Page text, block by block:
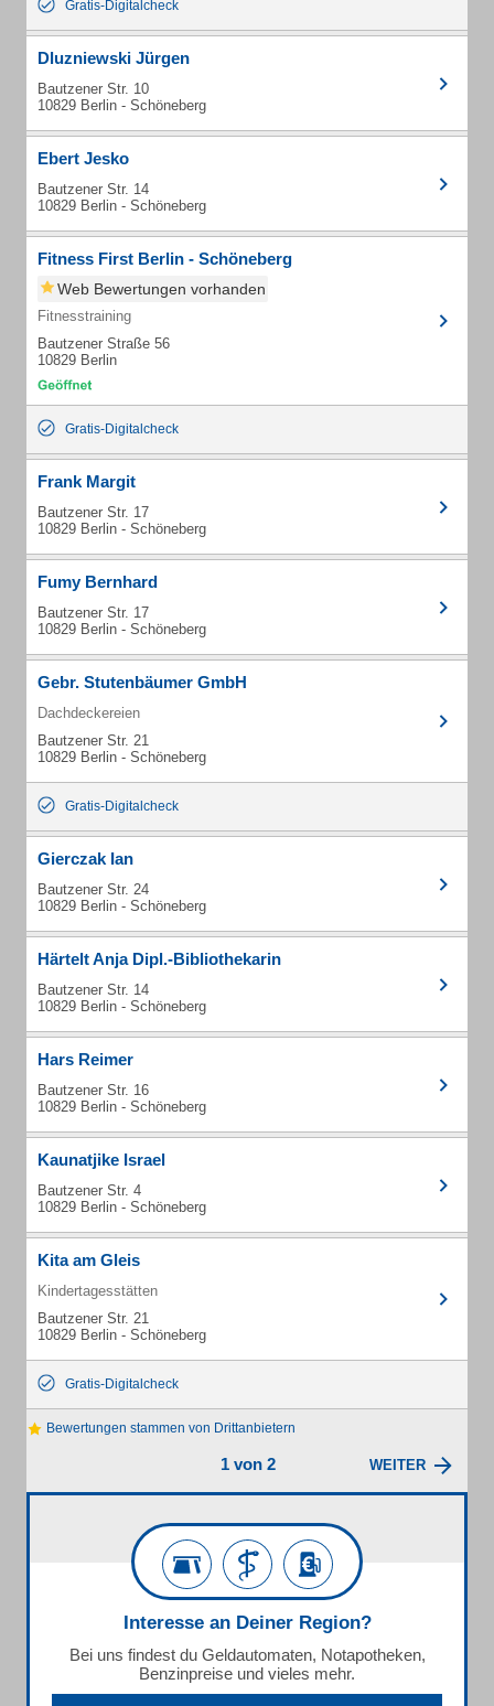
Gratis-Digitalcheck
Dluzniewski Jürgen
Bautzener Str. 10
10829 Berlin - Schöneberg
Ebert Jesko
Bautzener Str. 14
10829 Berlin - Schöneberg
Fitness First Berlin - Schöneberg
Web Bewertungen vorhanden
Fitnesstraining
Bautzener Straße 56
10829 Berlin
Gratis-Digitalcheck
Frank Margit
Bautzener Str. 17
10829 Berlin - Schöneberg
Fumy Bernhard
Bautzener Str. 17
10829 Berlin - Schöneberg
Gebr. Stutenbäumer GmbH
Dachdeckereien
Bautzener Str. 21
10829 Berlin - Schöneberg
Gratis-Digitalcheck
Gierczak Ian
Bautzener Str. 24
10829 Berlin - Schöneberg
Härtelt Anja Dipl.-Bibliothekarin
Bautzener Str. 14
10829 Berlin - Schöneberg
Hars Reimer
Bautzener Str. 16
10829 Berlin - Schöneberg
Kaunatjike Israel
Bautzener Str. 4
10829 Berlin - Schöneberg
Kita am Gleis
Kindertagesstätten
Bautzener Str. 21
10829 Berlin - Schöneberg
Gratis-Digitalcheck
Bewertungen stammen von Drittanbietern
1 von 2 WEITER
Interesse an Deiner Region?
Bei uns findest du Geldautomaten, Notapotheken,
Benzinpreise und vieles mehr.